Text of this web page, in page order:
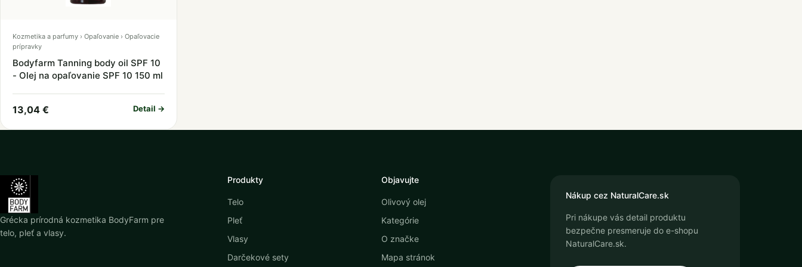
Kozmetika a parfumy › Opaľovanie › Opaľovacie
prípravky
Bodyfarm Tanning body oil SPF 10
- Olej na opaľovanie SPF 10 150 ml
13,04 € Detail →
Grécka prírodná kozmetika BodyFarm pre
telo, pleť a vlasy.
Produkty
Telo
Pleť
Vlasy
Darčekové sety
Objavujte
Olivový olej
Kategórie
O značke
Mapa stránok
Nákup cez NaturalCare.sk
Pri nákupe vás detail produktu
bezpečne presmeruje do e-shopu
NaturalCare.sk.